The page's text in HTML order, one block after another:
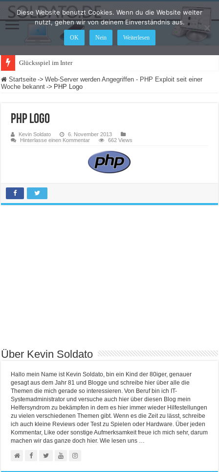
Glücksspiel im Internet: Was ändert
Startseite -> Web-Server werden Angegriffen - PHP Exploit seit einer
Woche bekannt -> PHP Logo
PHP Logo
Kevin Soldato
6. November 2013
Hinterlasse einen Kommentar
662 Views
Über Kevin Soldato
Hallo mein Name ist Kevin Soldato, bin ein Kind der 80iger, genauer
gesagt aus dem Jahr 81 und Blogge und schreibe hier über alle die
Themen die mich gerade so interessieren. Von Beruf bin ich IT-
Systemadministrator und versuche auch hier über diesen Blog mein
Helfersyndrom zu bekämpfen in dem es hier immer wieder Hilfestellungen
zu vielen verschiedenen Themen gibt. Wenn es die Zeit zu lässt, schreibe
ich auch kleine Reviews oder Test zu Spielen oder Hardware. Über jeden
Kommentar, Like oder sonstige Aufmerksamkeit freue ich mich sehr, darum
machen wir das ganze doch hier. Wie lesen uns …
Diese Website benutzt Cookies. Wenn du die Website weiter
nutzt, gehen wir von deinem Einverständnis aus.
OK Nein Weiterlesen